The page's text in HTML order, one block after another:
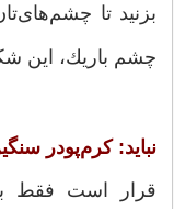
بزنید تا
چشم باریك، این
نباید: كرم‌پودر
قرار است فقط